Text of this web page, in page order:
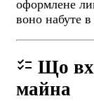
оформлене
воно набуте
checklist Що
майна